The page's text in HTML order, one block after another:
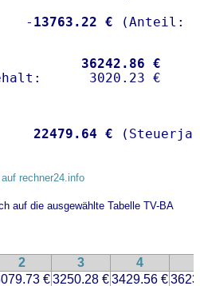
- 13763.22 €
36242.86 €
22479.64 €
rechner24.info
auf die ausgewählte Tabelle TV-BA
2 3 4
€3250.28 €3429.56 €